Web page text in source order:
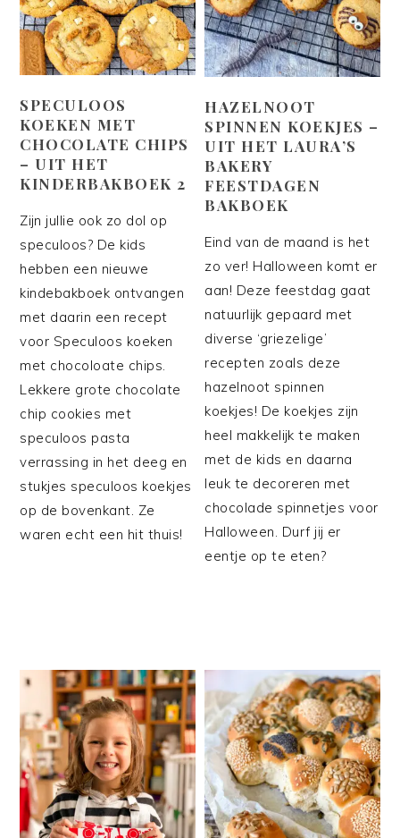
SPECULOOS
KOEKEN MET
CHOCOLATE CHIPS
– UIT HET
KINDERBAKBOEK 2
Zijn jullie ook zo dol op
speculoos? De kids
hebben een nieuwe
kindebakboek ontvangen
met daarin een recept
voor Speculoos koeken
met chocoloate chips.
Lekkere grote chocolate
chip cookies met
speculoos pasta
verrassing in het deeg en
stukjes speculoos koekjes
op de bovenkant. Ze
waren echt een hit thuis!
HAZELNOOT
SPINNEN KOEKJES –
UIT HET LAURA’S
BAKERY
FEESTDAGEN
BAKBOEK
Eind van de maand is het
zo ver! Halloween komt er
aan! Deze feestdag gaat
natuurlijk gepaard met
diverse ‘griezelige’
recepten zoals deze
hazelnoot spinnen
koekjes! De koekjes zijn
heel makkelijk te maken
met de kids en daarna
leuk te decoreren met
chocolade spinnetjes voor
Halloween. Durf jij er
eentje op te eten?